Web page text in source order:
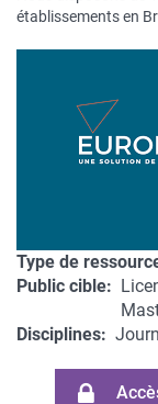
établissements en
Type de
Public cible
Disciplines